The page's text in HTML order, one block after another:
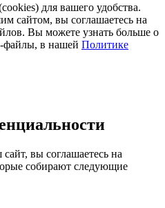
для вашего удобства.
сайтом, вы соглашаетесь на
Вы можете узнать больше о
файлы, в нашей Политике
вы соглашаетесь на
собирают следующие